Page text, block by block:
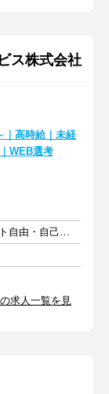
ス株式会社
｜高時給｜未経
WEB選考
週1日以上 1日7時間以上 シフト自由・自己申告
求人一覧を見